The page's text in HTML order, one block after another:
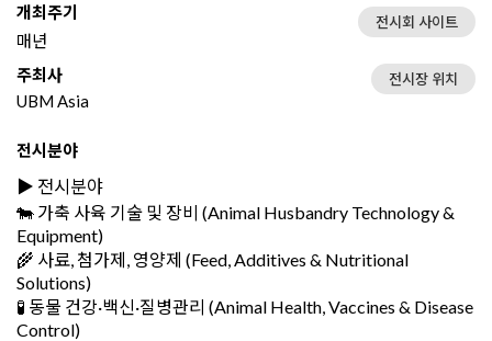
개최주기
매년
전시회 사이트
주최사
UBM Asia
전시장 위치
전시분야
▶️ 전시분야
🐄 가축 사육 기술 및 장비 (Animal Husbandry Technology &
Equipment)
🌾 사료, 첨가제, 영양제 (Feed, Additives & Nutritional
Solutions)
🧪 동물 건강·백신·질병관리 (Animal Health, Vaccines & Disease
Control)